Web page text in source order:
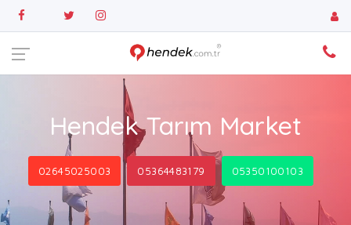
Hendek Tarım Market
02645025003 05364483179 05350100103